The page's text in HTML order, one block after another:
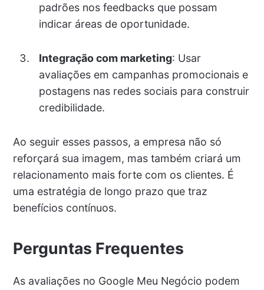
padrões nos feedbacks que possam
indicar áreas de oportunidade.
Integração com marketing: Usar
avaliações em campanhas promocionais e
postagens nas redes sociais para construir
credibilidade.
Ao seguir esses passos, a empresa não só
reforçará sua imagem, mas também criará um
relacionamento mais forte com os clientes. É
uma estratégia de longo prazo que traz
benefícios contínuos.
Perguntas Frequentes
As avaliações no Google Meu Negócio podem